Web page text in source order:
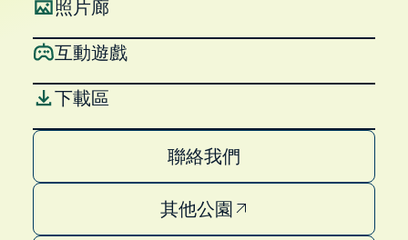
照片廊
互動遊戲
下載區
聯絡我們
其他公園